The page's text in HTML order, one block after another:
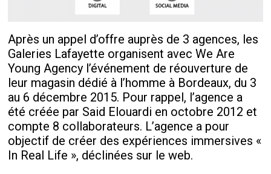
Après un appel d’offre auprès de 3 agences, les
Galeries Lafayette organisent avec We Are
Young Agency l’événement de réouverture de
leur magasin dédié à l’homme à Bordeaux, du 3
au 6 décembre 2015. Pour rappel, l’agence a
été créée par Said Elouardi en octobre 2012 et
compte 8 collaborateurs. L’agence a pour
objectif de créer des expériences immersives «
In Real Life », déclinées sur le web.